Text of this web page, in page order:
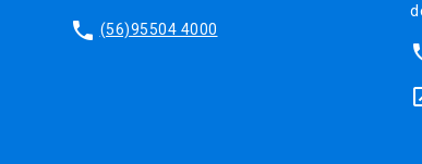
phone (56)95504 4000